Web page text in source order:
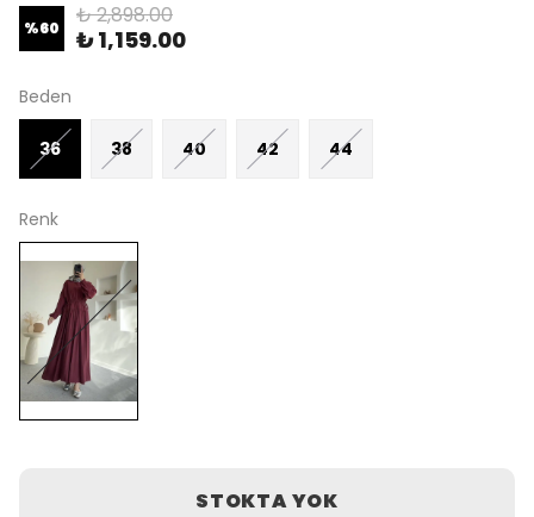
%60 ₺ 2,898.00
₺ 1,159.00
Beden
36 38 40 42 44
Renk
STOKTA YOK